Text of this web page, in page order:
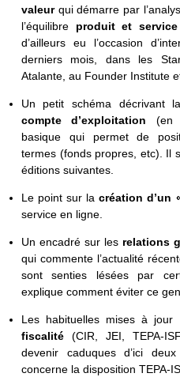
valeurqui démarre par
l’équilibre produit et
d’ailleurs eu l’occasion
derniers mois, dans les
Atalante, au Founder Institute
Un petit schéma décrivant
compte d’exploitation (en
basique qui permet de
termes (fonds propres, etc). Il
éditions suivantes.
Le point sur lacréation d’un
service en ligne.
Un encadré sur les relations
qui commente l’actualité
sont senties lésées par
explique comment éviter ce
Les habituelles mises à jour
fiscalité(CIR, JEI, TEPA-
devenir caduques d’ici
concerne la disposition TEPA-